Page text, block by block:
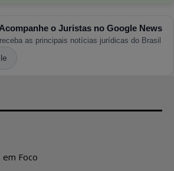
Acompanhe o Juristas no Google News
receba as principais notícias jurídicas do Brasil
em Foco